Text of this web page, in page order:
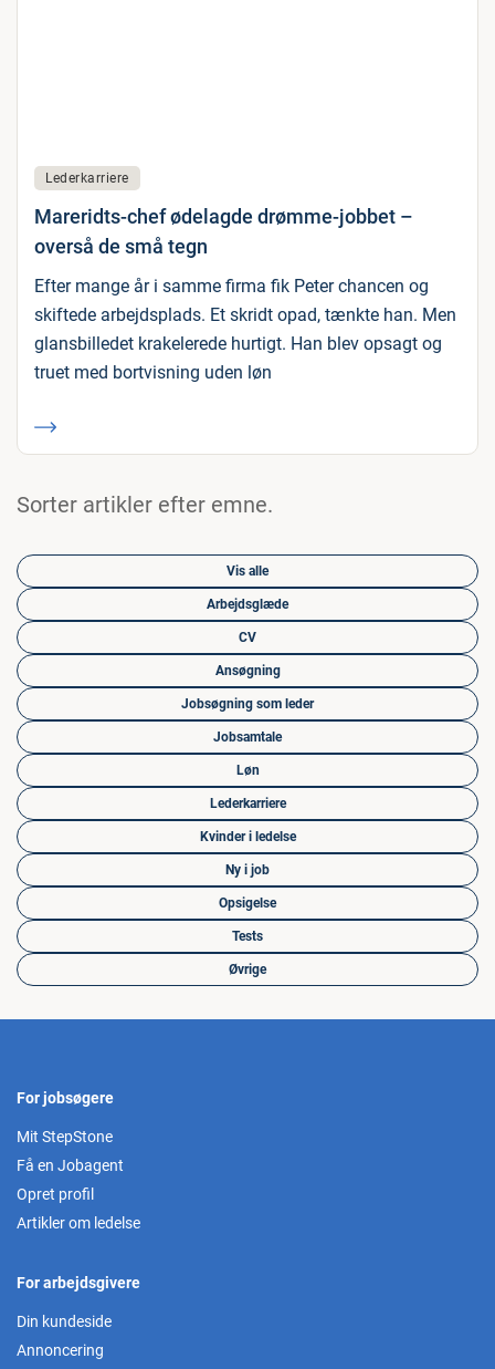
Lederkarriere
Mareridts-chef ødelagde drømme-jobbet –
overså de små tegn
Efter mange år i samme firma fik Peter chancen og
skiftede arbejdsplads. Et skridt opad, tænkte han. Men
glansbilledet krakelerede hurtigt. Han blev opsagt og
truet med bortvisning uden løn
Sorter artikler efter emne.
Vis alle
Arbejdsglæde
CV
Ansøgning
Jobsøgning som leder
Jobsamtale
Løn
Lederkarriere
Kvinder i ledelse
Ny i job
Opsigelse
Tests
Øvrige
For jobsøgere
Mit StepStone
Få en Jobagent
Opret profil
Artikler om ledelse
For arbejdsgivere
Din kundeside
Annoncering